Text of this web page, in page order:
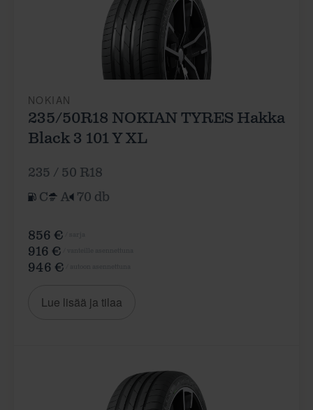
NOKIAN
235/50R18 NOKIAN TYRES Hakka
Black 3 101 Y XL
235 / 50 R18
C
A 70 db
856 €
916 €
946 €
Lue lisää ja tilaa